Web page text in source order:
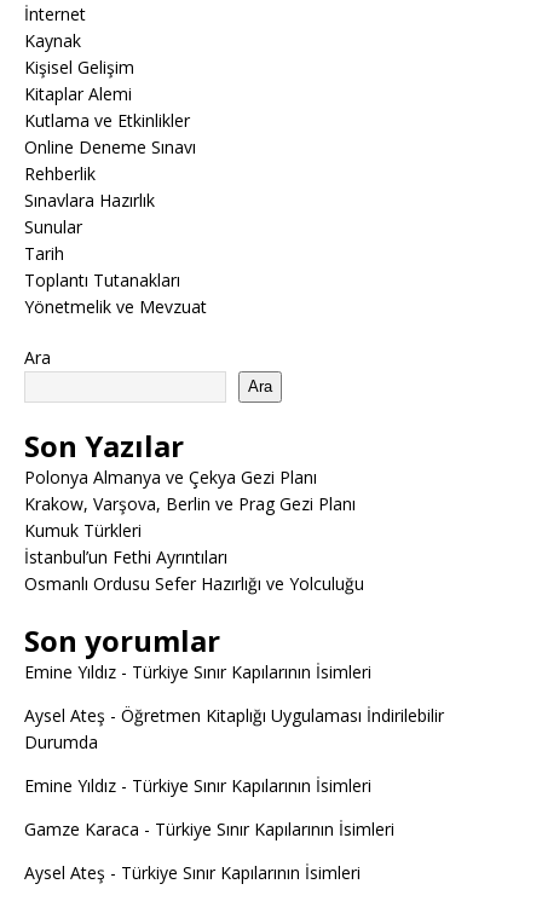
İnternet
Kaynak
Kişisel Gelişim
Kitaplar Alemi
Kutlama ve Etkinlikler
Online Deneme Sınavı
Rehberlik
Sınavlara Hazırlık
Sunular
Tarih
Toplantı Tutanakları
Yönetmelik ve Mevzuat
Ara
Ara
Son Yazılar
Polonya Almanya ve Çekya Gezi Planı
Krakow, Varşova, Berlin ve Prag Gezi Planı
Kumuk Türkleri
İstanbul’un Fethi Ayrıntıları
Osmanlı Ordusu Sefer Hazırlığı ve Yolculuğu
Son yorumlar
Emine Yıldız - Türkiye Sınır Kapılarının İsimleri
Aysel Ateş - Öğretmen Kitaplığı Uygulaması İndirilebilir
Durumda
Emine Yıldız - Türkiye Sınır Kapılarının İsimleri
Gamze Karaca - Türkiye Sınır Kapılarının İsimleri
Aysel Ateş - Türkiye Sınır Kapılarının İsimleri